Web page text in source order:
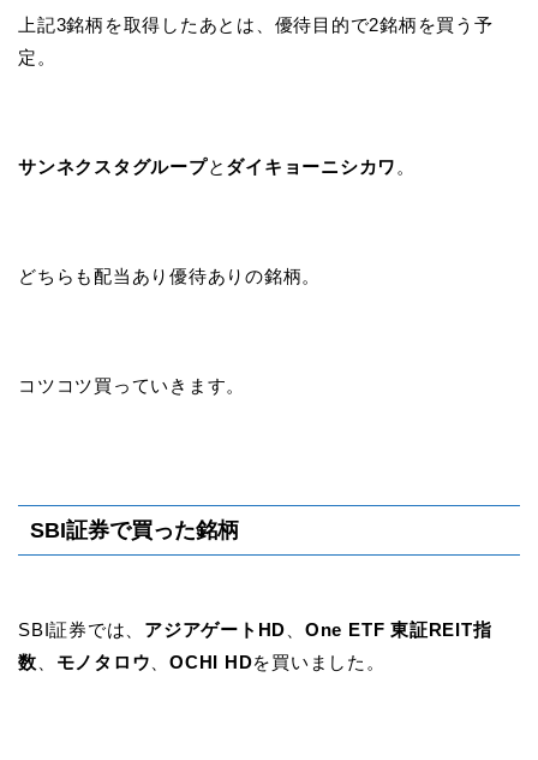
上記3銘柄を取得したあとは、優待目的で2銘柄を買う予
定。
サンネクスタグループと ダイキョーニシカワ 。
どちらも配当あり優待ありの銘柄。
コツコツ買っていきます。
SBI証券で買った銘柄
SBI証券では、 アジアゲートHD
One ETF 東証REIT指
数
モノタロウ 、OCHI HDを買いました。